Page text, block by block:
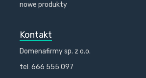
nowe produkty
Kontakt
Domenafirmy sp. z o.o.
tel: 666 555 097